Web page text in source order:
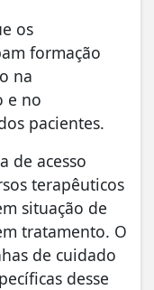
os
formação
na
e no
pacientes.
de acesso
terapêuticos
situação de
tratamento. O
de cuidado
desse